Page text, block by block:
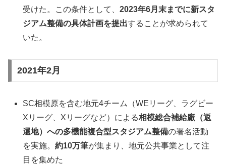
受けた。この条件として、2023年6月末までに新スタ
ジアム整備の具体計画を提出することが求められて
いた。
2021年2月
SC相模原を含む地元4チーム（WEリーグ、ラグビー
Xリーグ、Xリーグなど）による相模総合補給廠（返
還地）への多機能複合型スタジアム整備の署名活動
を実施。約10万筆が集まり、地元公共事業として注
目を集めた